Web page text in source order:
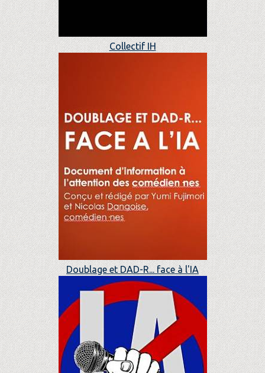
Collectif IH
Doublage et DAD-R... face à l'IA